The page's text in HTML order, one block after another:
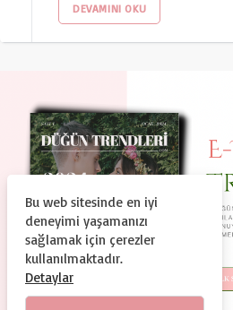
DEVAMINI OKU
HAKKIMIZDA
GIZLILIK VE GÜVENLIK
© Copyright 2024, Tüm
Duguntrendleri.com Bir Dtc
Bu web sitesinde en iyi
deneyimi yaşamanızı
sağlamak için çerezler
kullanılmaktadır.
Detaylar